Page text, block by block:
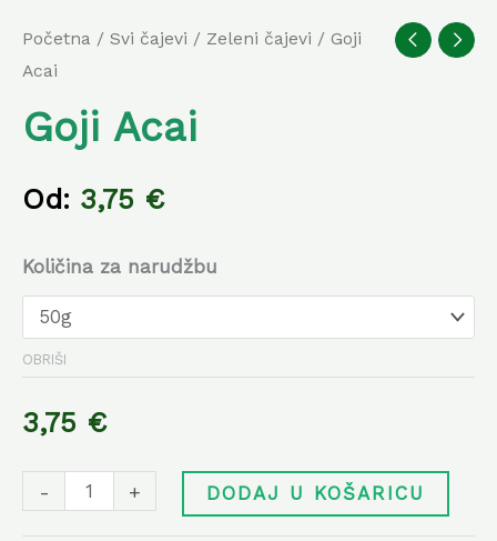
Početna / Svi čajevi / Zeleni čajevi / Goji
Acai
Goji Acai
Od: 3,75 €
Količina za narudžbu
OBRIŠI
3,75 €
- + DODAJ U KOŠARICU